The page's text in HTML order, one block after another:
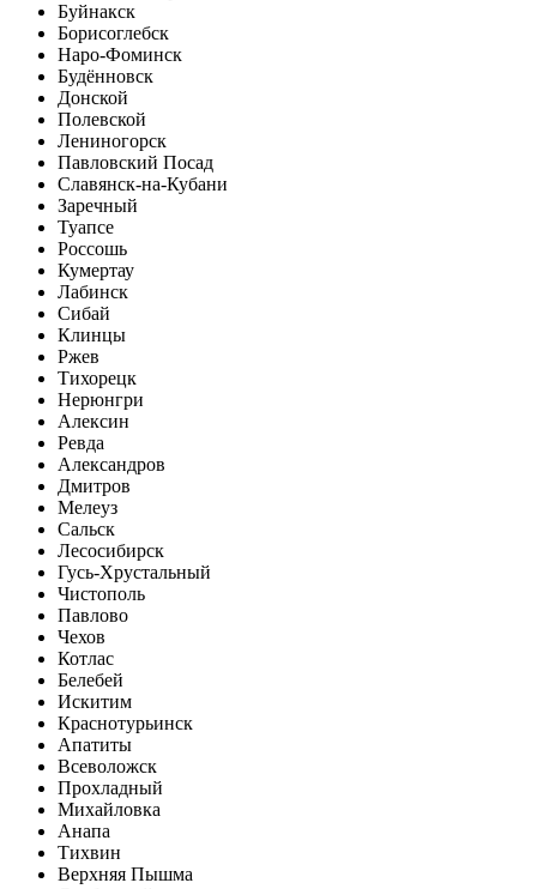
Буйнакск
Борисоглебск
Наро-Фоминск
Будённовск
Донской
Полевской
Лениногорск
Павловский Посад
Славянск-на-Кубани
Заречный
Туапсе
Россошь
Кумертау
Лабинск
Сибай
Клинцы
Ржев
Тихорецк
Нерюнгри
Алексин
Ревда
Александров
Дмитров
Мелеуз
Сальск
Лесосибирск
Гусь-Хрустальный
Чистополь
Павлово
Чехов
Котлас
Белебей
Искитим
Краснотурьинск
Апатиты
Всеволожск
Прохладный
Михайловка
Анапа
Тихвин
Верхняя Пышма